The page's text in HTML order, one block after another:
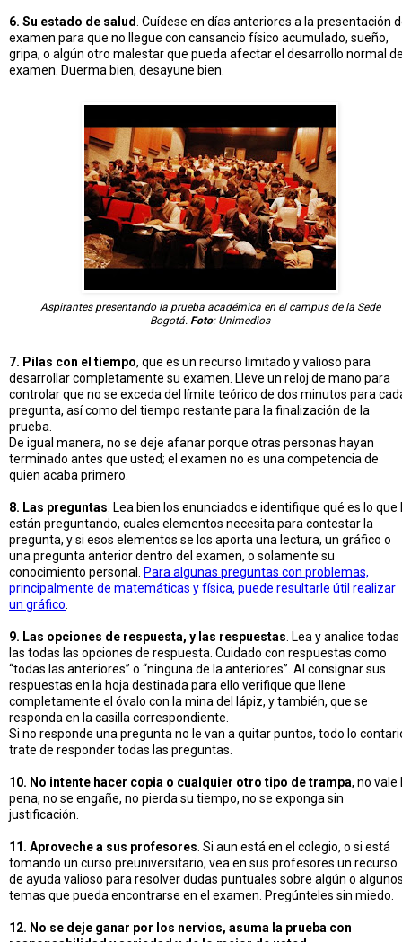
6. Su estado de salud . Cuídese en días anteriores a la presentación
examen para que no llegue con cansancio físico acumulado, sueño,
gripa, o algún otro malestar que pueda afectar el desarrollo normal
examen. Duerma bien, desayune bien.
Aspirantes presentando la prueba académica en el campus de la Sede
Bogotá. Foto: Unimedios
7. Pilas con el tiempo, que es un recurso limitado y valioso para
desarrollar completamente su examen. Lleve un reloj de mano para
controlar que no se exceda del límite teórico de dos minutos para
pregunta, así como del tiempo restante para la finalización de la
prueba.
De igual manera, no se deje afanar porque otras personas hayan
terminado antes que usted; el examen no es una competencia de
quien acaba primero.
8. Las preguntas . Lea bien los enunciados e identifique qué es lo que
están preguntando, cuales elementos necesita para contestar la
pregunta, y si esos elementos se los aporta una lectura, un gráfico o
una pregunta anterior dentro del examen, o solamente su
conocimiento personal.
Para algunas preguntas con problemas,
principalmente de matemáticas y física, puede resultarle útil realizar
un gráfico
9. Las opciones de respuesta, y las respuestas . Lea y analice todas
las todas las opciones de respuesta. Cuidado con respuestas como
“todas las anteriores” o “ninguna de la anteriores”. Al consignar sus
respuestas en la hoja destinada para ello verifique que llene
completamente el óvalo con la mina del lápiz, y también, que se
responda en la casilla correspondiente.
Si no responde una pregunta no le van a quitar puntos, todo lo
trate de responder todas las preguntas.
10. No intente hacer copia o cualquier otro tipo de trampa, no vale
pena, no se engañe, no pierda su tiempo, no se exponga sin
justificación.
11. Aproveche a sus profesores . Si aun está en el colegio, o si está
tomando un curso preuniversitario, vea en sus profesores un recurso
de ayuda valioso para resolver dudas puntuales sobre algún o
temas que pueda encontrarse en el examen. Pregúnteles sin miedo.
12. No se deje ganar por los nervios, asuma la prueba con